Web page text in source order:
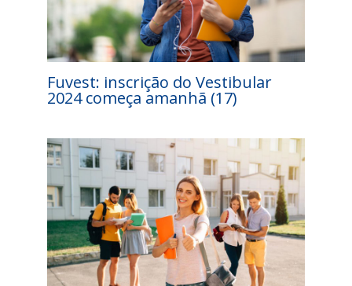
Fuvest: inscrição do Vestibular
2024 começa amanhã (17)